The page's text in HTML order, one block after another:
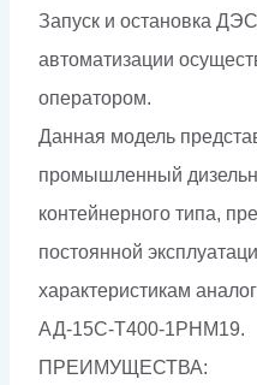
Запуск и остановка
автоматизации
оператором.
Данная модель
промышленный
контейнерного типа,
постоянной
характеристикам
АД-15С-Т400-1РНМ19.
ПРЕИМУЩЕСТВА: